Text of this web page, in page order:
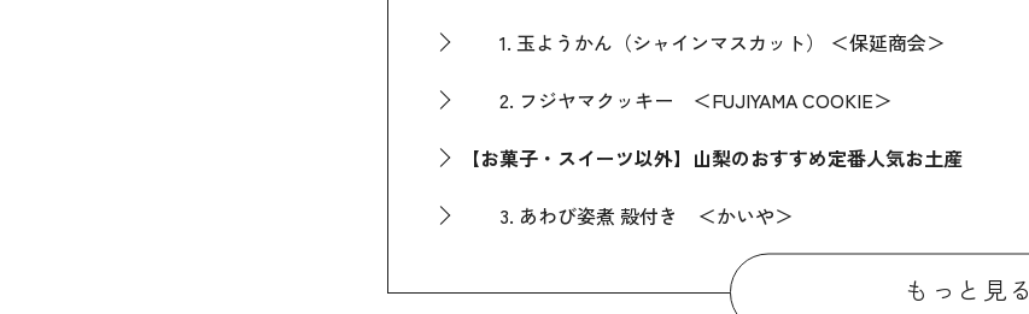
1. 玉ようかん（シャインマスカット） ＜保延商会＞
2. フジヤマクッキー ＜FUJIYAMA COOKIE＞
【お菓子・スイーツ以外】山梨のおすすめ定番人気お土産
3. あわび姿煮 殻付き ＜かいや＞
4. くらむボンボン 甲州 ＜KURAMBON WINE＞
もっと見る